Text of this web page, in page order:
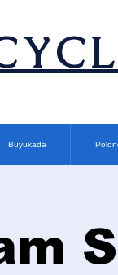
Büyükada